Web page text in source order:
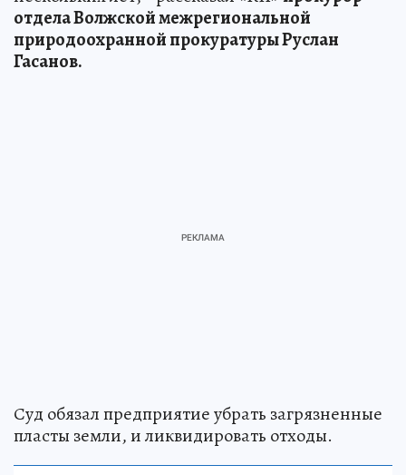
отдела Волжской межрегиональной
природоохранной прокуратуры Руслан
Гасанов.
Суд обязал предприятие убрать загрязненные
пласты земли, и ликвидировать отходы.